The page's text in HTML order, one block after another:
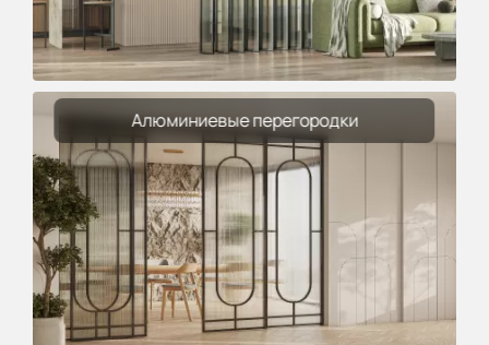
Алюминиевые перегородки